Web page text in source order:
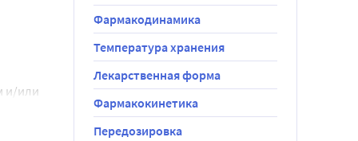
к концу
и/или
Фармакодинамика
Температура хранения
Лекарственная форма
Фармакокинетика
Передозировка